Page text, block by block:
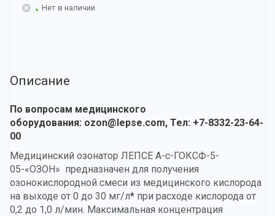
Нет в наличии
Описание
По вопросам медицинского
оборудования: ozon@lepse.com, Тел: +7-8332-23-64-
00
Медицинский озонатор ЛЕПСЕ А-с-ГОКСФ-5-
05-«ОЗОН» предназначен для получения
озонокислородной смеси из медицинского кислорода
на выходе от 0 до 30 мг/л* при расходе кислорода от
0,2 до 1,0 л/мин. Максимальная концентрация